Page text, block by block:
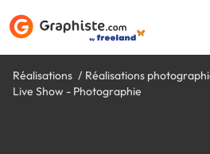
Réalisations
Réalisations
Live Show - Photographie